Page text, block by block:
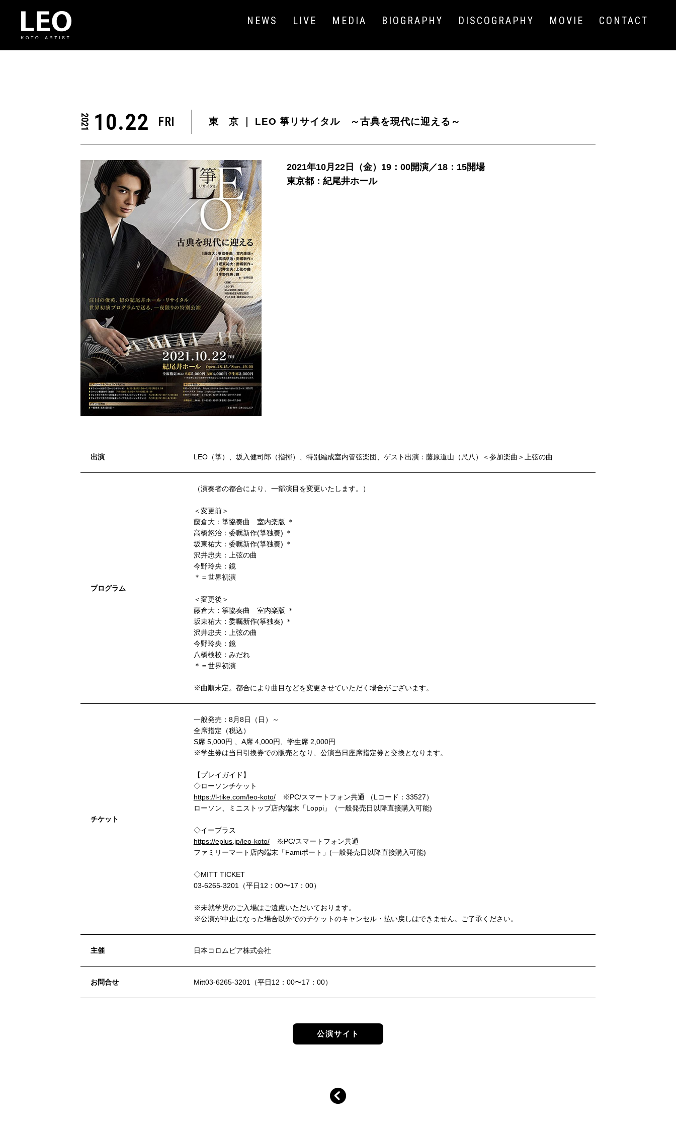
NEWS LIVE MEDIA BIOGRAPHY DISCOGRAPHY MOVIE CONTACT
2021 10.22 FRI 東 京 ｜ LEO 箏リサイタル ～古典を現代に迎える～
2021年10月22日（金）19：00開演／18：15開場
東京都：紀尾井ホール
出演 LEO（箏）、坂入健司郎（指揮）、特別編成室内管弦楽団、ゲスト出演：藤原道山（尺八）＜参加楽曲＞上弦の曲
プログラム
（演奏者の都合により、一部演目を変更いたします。）
＜変更前＞
藤倉大：箏協奏曲 室内楽版 ＊
高橋悠治：委嘱新作(箏独奏) ＊
坂東祐大：委嘱新作(箏独奏) ＊
沢井忠夫：上弦の曲
今野玲央：鏡
＊＝世界初演
＜変更後＞
藤倉大：箏協奏曲 室内楽版 ＊
坂東祐大：委嘱新作(箏独奏) ＊
沢井忠夫：上弦の曲
今野玲央：鏡
八橋検校：みだれ
＊＝世界初演
※曲順未定。都合により曲目などを変更させていただく場合がございます。
チケット
一般発売：8月8日（日）～
全席指定（税込）
S席 5,000円 、A席 4,000円、学生席 2,000円
※学生券は当日引換券での販売となり、公演当日座席指定券と交換となります。
【プレイガイド】
◇ローソンチケット
https://l-tike.com/leo-koto/※PC/スマートフォン共通 （Lコード：33527）
ローソン、ミニストップ店内端末「Loppi」（一般発売日以降直接購入可能)
◇イープラス
https://eplus.jp/leo-koto/※PC/スマートフォン共通
ファミリーマート店内端末「Famiポート」(一般発売日以降直接購入可能)
◇MITT TICKET
03-6265-3201（平日12：00〜17：00）
※未就学児のご入場はご遠慮いただいております。
※公演が中止になった場合以外でのチケットのキャンセル・払い戻しはできません。ご了承ください。
主催 日本コロムビア株式会社
お問合せ Mitt03-6265-3201（平日12：00〜17：00）
公演サイト